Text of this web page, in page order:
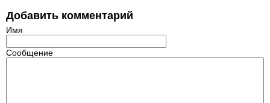
Добавить комментарий
Имя
Сообщение